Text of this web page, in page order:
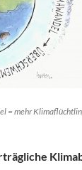
= mehr